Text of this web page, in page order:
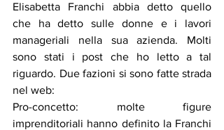
Elisabetta Franchi abbia detto quello
che ha detto sulle donne e i lavori
manageriali nella sua azienda. Molti
sono stati i post che ho letto a tal
riguardo. Due fazioni si sono fatte strada
nel web:
Pro-concetto: molte figure
imprenditoriali hanno definito la Franchi